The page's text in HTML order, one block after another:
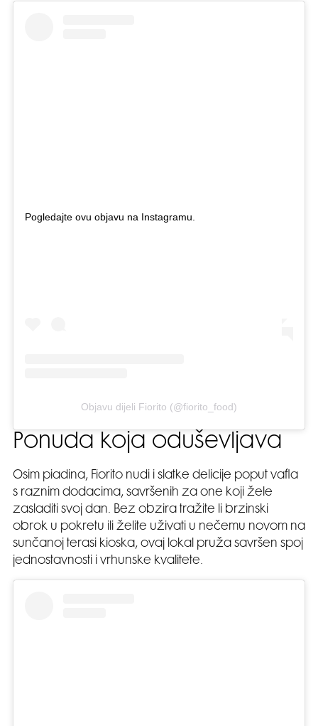
Pogledajte ovu objavu na Instagramu.
Objavu dijeli Fiorito (@fiorito_food)
Ponuda koja oduševljava
Osim piadina, Fiorito nudi i slatke delicije poput vafla
s raznim dodacima, savršenih za one koji žele
zasladiti svoj dan. Bez obzira tražite li brzinski
obrok u pokretu ili želite uživati u nečemu novom na
sunčanoj terasi kioska, ovaj lokal pruža savršen spoj
jednostavnosti i vrhunske kvalitete.